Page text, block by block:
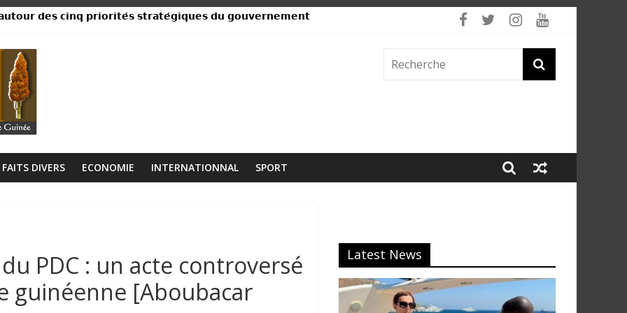
𝗱𝗲𝘀 𝗰𝗶𝗻𝗾 𝗽𝗿𝗶𝗼𝗿𝗶𝘁𝗲́𝘀 𝘀𝘁𝗿𝗮𝘁𝗲́𝗴𝗶𝗾𝘂𝗲𝘀 𝗱𝘂 𝗴𝗼𝘂𝘃𝗲𝗿𝗻𝗲𝗺𝗲𝗻𝘁
découvert à quelques mètres de la grande mosquée
entre un camion et un taxi
Rogbanè en complexe balnéaire
FAITS DIVERS ECONOMIE INTERNATIONNAL SPORT
PDC : un acte controversé
[Aboubacar
Latest News